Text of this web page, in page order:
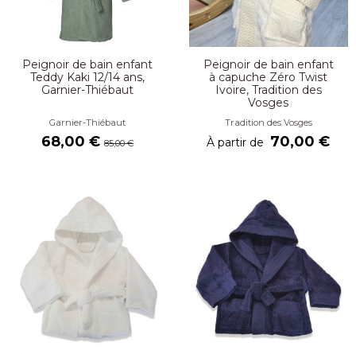
Peignoir de bain enfant
Teddy Kaki 12/14 ans,
Garnier-Thiébaut
Garnier-Thiébaut
68,00 €85,00 €
Peignoir de bain enfant
à capuche Zéro Twist
Ivoire, Tradition des
Vosges
Tradition des Vosges
À partir de 70,00 €